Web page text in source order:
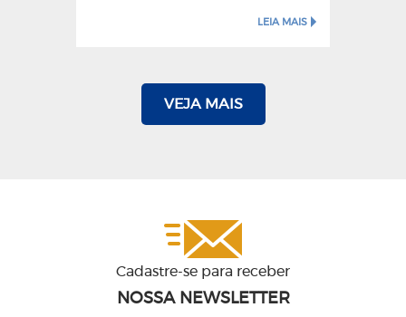
LEIA MAIS
VEJA MAIS
Cadastre-se para receber
NOSSA NEWSLETTER